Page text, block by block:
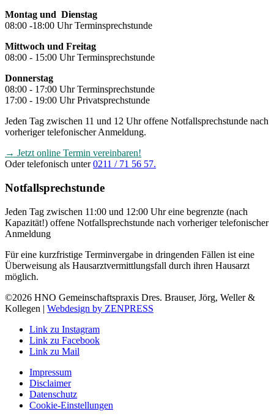
Montag und Dienstag
08:00 -18:00 Uhr Terminsprechstunde
Mittwoch und Freitag
08:00 - 15:00 Uhr Terminsprechstunde
Donnerstag
08:00 - 17:00 Uhr Terminsprechstunde
17:00 - 19:00 Uhr Privatsprechstunde
Jeden Tag zwischen 11 und 12 Uhr offene Notfallsprechstunde nach
vorheriger telefonischer Anmeldung.
→ Jetzt online Termin vereinbaren!
Oder telefonisch unter0211 / 71 56 57.
Notfallsprechstunde
Jeden Tag zwischen 11:00 und 12:00 Uhr eine begrenzte (nach
Kapazität!) offene Notfallsprechstunde nach vorheriger telefonischer
Anmeldung
Für eine kurzfristige Terminvergabe in dringenden Fällen ist eine
Überweisung als Hausarztvermittlungsfall durch ihren Hausarzt
möglich.
©2026 HNO Gemeinschaftspraxis Dres. Brauser, Jörg, Weller &
Kollegen | Webdesign by ZENPRESS
Link zu Instagram
Link zu Facebook
Link zu Mail
Impressum
Disclaimer
Datenschutz
Cookie-Einstellungen